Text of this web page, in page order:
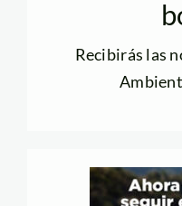
Recibirás las